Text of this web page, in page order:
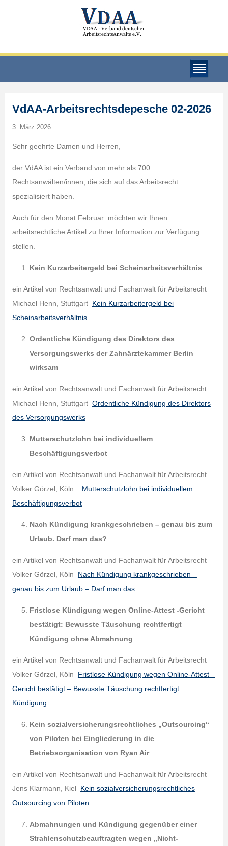
VdAA-Arbeitsrechtsdepesche 02-2026
3. März 2026
Sehr geehrte Damen und Herren,
der VdAA ist ein Verband von mehr als 700
Rechtsanwälten/innen, die sich auf das Arbeitsrecht
spezialisiert haben.
Auch für den Monat Februar möchten wir Ihnen
arbeitsrechtliche Artikel zu Ihrer Information zur Verfügung
stellen.
Kein Kurzarbeitergeld bei Scheinarbeitsverhältnis
ein Artikel von Rechtsanwalt und Fachanwalt für Arbeitsrecht
Michael Henn, Stuttgart Kein Kurzarbeitergeld bei
Scheinarbeitsverhältnis
Ordentliche Kündigung des Direktors des
Versorgungswerks der Zahnärztekammer Berlin
wirksam
ein Artikel von Rechtsanwalt und Fachanwalt für Arbeitsrecht
Michael Henn, Stuttgart Ordentliche Kündigung des Direktors
des Versorgungswerks
Mutterschutzlohn bei individuellem
Beschäftigungsverbot
ein Artikel von Rechtsanwalt und Fachanwalt für Arbeitsrecht
Volker Görzel, Köln Mutterschutzlohn bei individuellem
Beschäftigungsverbot
Nach Kündigung krankgeschrieben – genau bis zum
Urlaub. Darf man das?
ein Artikel von Rechtsanwalt und Fachanwalt für Arbeitsrecht
Volker Görzel, Köln Nach Kündigung krankgeschrieben –
genau bis zum Urlaub – Darf man das
Fristlose Kündigung wegen Online-Attest -Gericht
bestätigt: Bewusste Täuschung rechtfertigt
Kündigung ohne Abmahnung
ein Artikel von Rechtsanwalt und Fachanwalt für Arbeitsrecht
Volker Görzel, Köln Fristlose Kündigung wegen Online-Attest –
Gericht bestätigt – Bewusste Täuschung rechtfertigt
Kündigung
Kein sozialversicherungsrechtliches „Outsourcing“
von Piloten bei Eingliederung in die
Betriebsorganisation von Ryan Air
ein Artikel von Rechtsanwalt und Fachanwalt für Arbeitsrecht
Jens Klarmann, Kiel Kein sozialversicherungsrechtliches
Outsourcing von Piloten
Abmahnungen und Kündigung gegenüber einer
Strahlenschutzbeauftragten wegen „Nicht-